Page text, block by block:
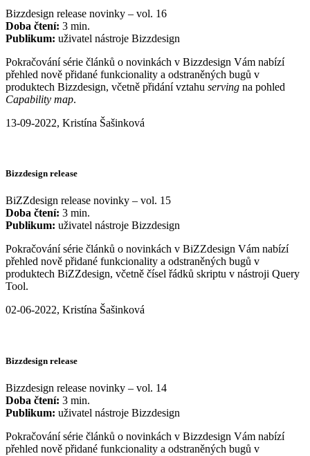
Bizzdesign release novinky – vol. 16
Doba čtení: 3 min.
Publikum: uživatel nástroje Bizzdesign
Pokračování série článků o novinkách v Bizzdesign Vám nabízí
přehled nově přidané funkcionality a odstraněných bugů v
produktech Bizzdesign, včetně přidání vztahu serving na pohled
Capability map.
13-09-2022, Kristína Šašinková
Bizzdesign release
BiZZdesign release novinky – vol. 15
Doba čtení: 3 min.
Publikum: uživatel nástroje Bizzdesign
Pokračování série článků o novinkách v BiZZdesign Vám nabízí
přehled nově přidané funkcionality a odstraněných bugů v
produktech BiZZdesign, včetně čísel řádků skriptu v nástroji Query
Tool.
02-06-2022, Kristína Šašinková
Bizzdesign release
Bizzdesign release novinky – vol. 14
Doba čtení: 3 min.
Publikum: uživatel nástroje Bizzdesign
Pokračování série článků o novinkách v Bizzdesign Vám nabízí
přehled nově přidané funkcionality a odstraněných bugů v